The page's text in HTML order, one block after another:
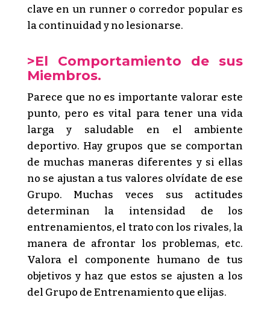
clave en un runner o corredor popular es
la continuidad y no lesionarse.
>El Comportamiento de sus
Miembros.
Parece que no es importante valorar este
punto, pero es vital para tener una vida
larga y saludable en el ambiente
deportivo. Hay grupos que se comportan
de muchas maneras diferentes y si ellas
no se ajustan a tus valores olvídate de ese
Grupo. Muchas veces sus actitudes
determinan la intensidad de los
entrenamientos, el trato con los rivales, la
manera de afrontar los problemas, etc.
Valora el componente humano de tus
objetivos y haz que estos se ajusten a los
del Grupo de Entrenamiento que elijas.